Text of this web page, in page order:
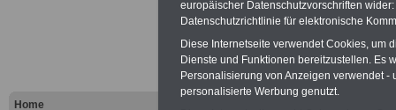
Home
Vorteile für den öffentlichen
Vergleichen und sparen
Bausparen schon ab 16 Jahren
Berufsunfähigkeitsabsicherung
europäischer Datenschutzvorschriften
Datenschutzrichtlinie für elektronische
Diese Internetseite verwendet Cookies, um
Dienste und Funktionen bereitzustellen. Es
Personalisierung von Anzeigen verwendet
personalisierte Werbung genutzt.